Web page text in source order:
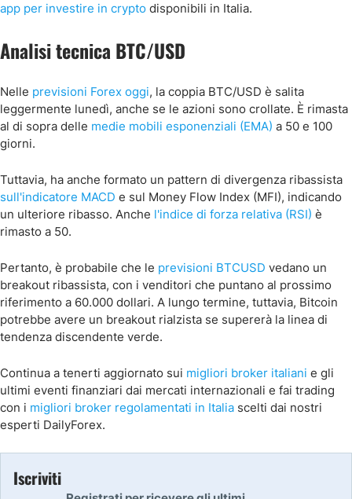
app per investire in crypto disponibili in Italia.
Analisi tecnica BTC/USD
Nelle previsioni Forex oggi, la coppia BTC/USD è salita
leggermente lunedì, anche se le azioni sono crollate. È rimasta
al di sopra delle medie mobili esponenziali (EMA) a 50 e 100
giorni.
Tuttavia, ha anche formato un pattern di divergenza ribassista
sull'indicatore MACD e sul Money Flow Index (MFI), indicando
un ulteriore ribasso. Anche l'indice di forza relativa (RSI) è
rimasto a 50.
Pertanto, è probabile che le previsioni BTCUSD vedano un
breakout ribassista, con i venditori che puntano al prossimo
riferimento a 60.000 dollari. A lungo termine, tuttavia, Bitcoin
potrebbe avere un breakout rialzista se supererà la linea di
tendenza discendente verde.
Continua a tenerti aggiornato sui migliori broker italiani e gli
ultimi eventi finanziari dai mercati internazionali e fai trading
con i migliori broker regolamentati in Italia scelti dai nostri
esperti DailyForex.
Iscriviti